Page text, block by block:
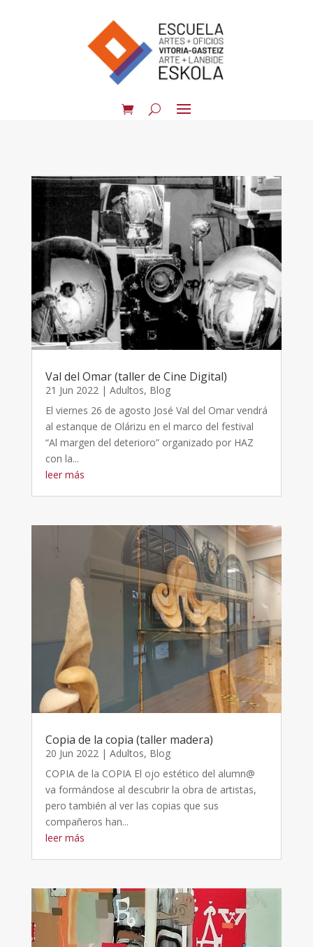
Val del Omar (taller de Cine Digital)
21 Jun 2022| Adultos, Blog
El viernes 26 de agosto José Val del Omar vendrá
al estanque de Olárizu en el marco del festival
“Al margen del deterioro” organizado por HAZ
con la...
leer más
Copia de la copia (taller madera)
20 Jun 2022| Adultos, Blog
COPIA de la COPIA El ojo estético del alumn@
va formándose al descubrir la obra de artistas,
pero también al ver las copias que sus
compañeros han...
leer más